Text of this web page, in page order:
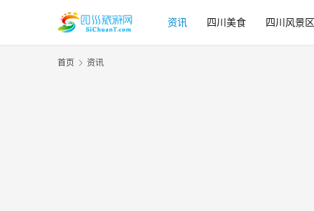
资讯 四川美食 四川风景区
首页 资讯